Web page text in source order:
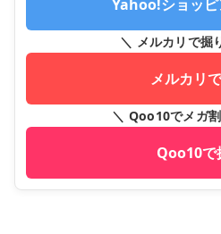
Yahoo!ショッ
＼ メルカリで掘
メルカリ
＼ Qoo10でメガ
Qoo10で